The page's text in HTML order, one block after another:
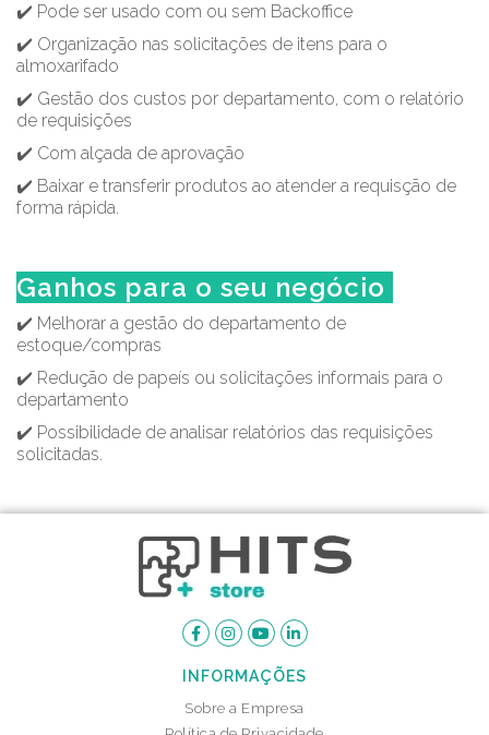
✔️ Pode ser usado com ou sem Backoffice
✔️ Organização nas solicitações de itens para o
almoxarifado
✔️ Gestão dos custos por departamento, com o relatório
de requisições
✔️ Com alçada de aprovação
✔️ Baixar e transferir produtos ao atender a requisção de
forma rápida.
Ganhos para o seu negócio
✔️ Melhorar a gestão do departamento de
estoque/compras
✔️ Redução de papeís ou solicitações informais para o
departamento
✔️ Possibilidade de analisar relatórios das requisições
solicitadas.
INFORMAÇÕES
Sobre a Empresa